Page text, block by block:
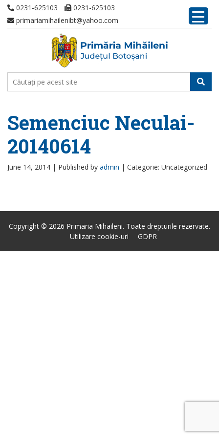
0231-625103
0231-625103
primariamihailenibt@yahoo.com
Semenciuc Neculai-
20140614
June 14, 2014 | Published by admin | Categorie: Uncategorized
Copyright © 2026 Primaria Mihaileni. Toate drepturile rezervate.
Utilizare cookie-uri
GDPR